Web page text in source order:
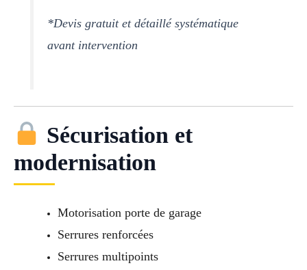
*Devis gratuit et détaillé systématique
avant intervention
Sécurisation et
modernisation
Motorisation porte de garage
Serrures renforcées
Serrures multipoints